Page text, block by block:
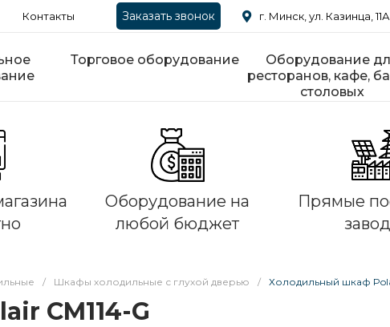
Контакты Заказать звонок г. Минск, ул. Казинца,
Торговое оборудование
Оборудование
ресторанов, кафе,
столовых
Оборудование на
любой бюджет
Прямые
/ Шкафы холодильные с глухой дверью / Холодильный шкаф
CM114-G